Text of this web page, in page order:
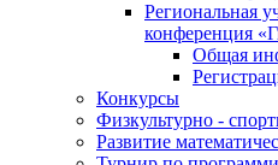
Региональная
конференция
Общая
Конкурсы
Физкультурно -
Развитие